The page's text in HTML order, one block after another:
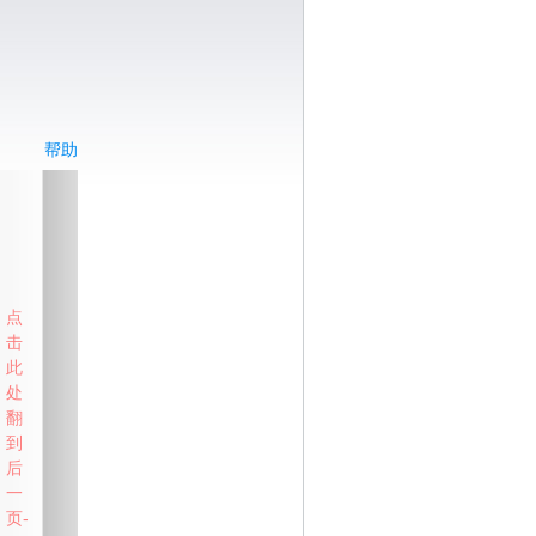
帮助
点
击
此
处
翻
到
后
一
页-